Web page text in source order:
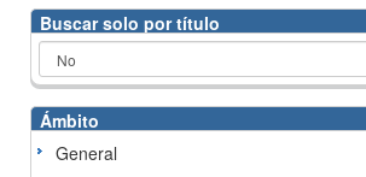
Buscar solo por título
Ámbito
General